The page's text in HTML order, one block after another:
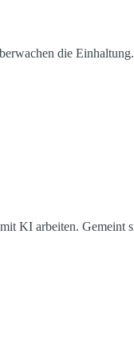
die Einhaltung.
KI arbeiten. Gemeint